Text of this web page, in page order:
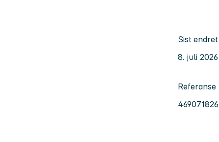
Sist endret
8. juli 2026
Referanse
469071826